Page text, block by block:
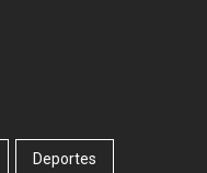
Deportes